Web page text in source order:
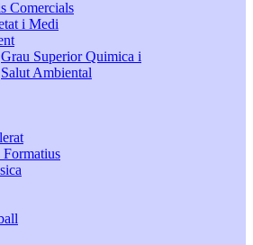
Comercials
i Medi
Grau Superior Quimica i
Salut Ambiental
Formatius